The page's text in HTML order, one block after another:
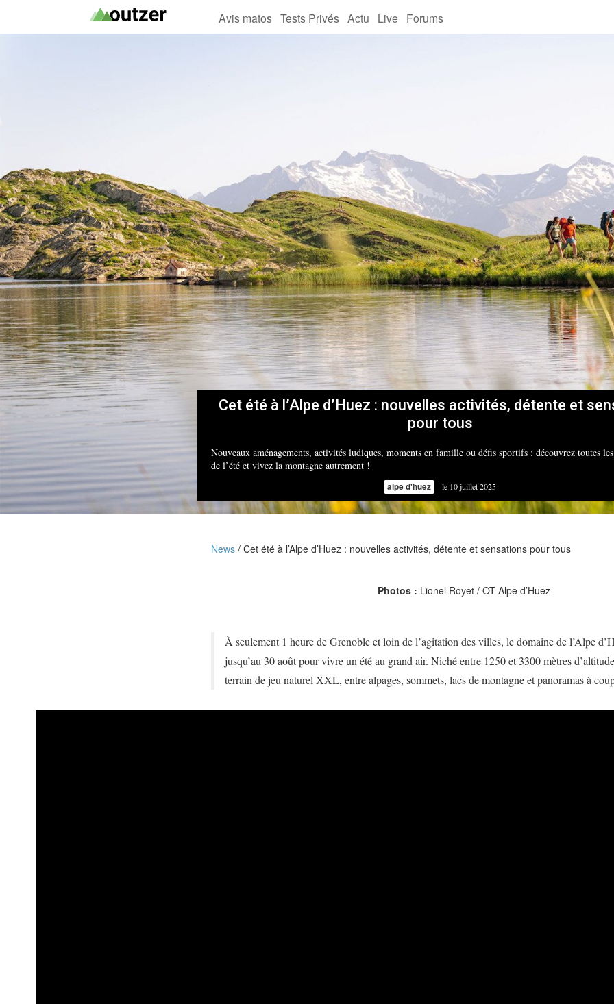
Avis matos Tests Privés Actu Live Forums
Cet été à l’Alpe d’Huez : nouvelles activités, détente et
pour tous
Nouveaux aménagements, activités ludiques, moments en famille ou défis sportifs : découvrez toutes
de l’été et vivez la montagne autrement !
alpe d'huez le 10 juillet 2025
News Cet été à l’Alpe d’Huez : nouvelles activités, détente et sensations pour tous
Photos : Lionel Royet / OT Alpe d’Huez
À seulement 1 heure de Grenoble et loin de l’agitation des villes, le domaine de l’Alpe
jusqu’au 30 août pour vivre un été au grand air. Niché entre 1250 et 3300 mètres
terrain de jeu naturel XXL, entre alpages, sommets, lacs de montagne et panoramas à